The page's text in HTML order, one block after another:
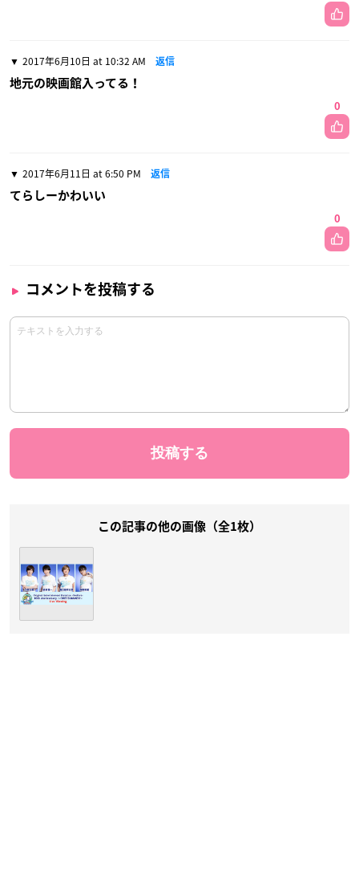
2017年6月10日 at 10:32 AM 返信
地元の映画館入ってる！
0
2017年6月11日 at 6:50 PM 返信
てらしーかわいい
0
コメントを投稿する
この記事の他の画像（全1枚）